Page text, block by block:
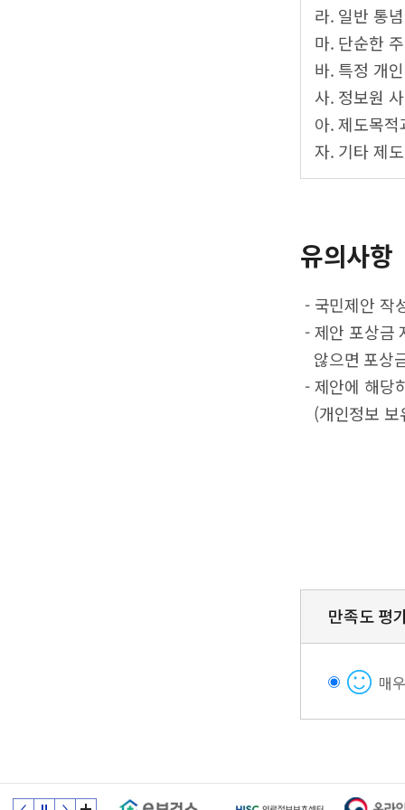
라. 일반 통
마. 단순한
바. 특정 개
사. 정보원
아. 제도목
자. 기타 제
유의사항
- 국민제안 작
- 제안 포상금
않으면 포상
- 제안에 해당
(개인정보
만족도 평
매